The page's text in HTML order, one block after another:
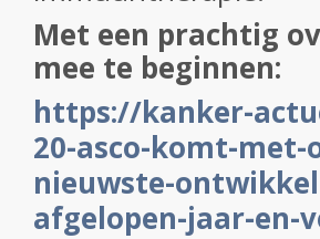
Met een prachtig
mee te beginnen:
https://kanker-
20-asco-komt-
nieuwste-
afgelopen-jaar-en-